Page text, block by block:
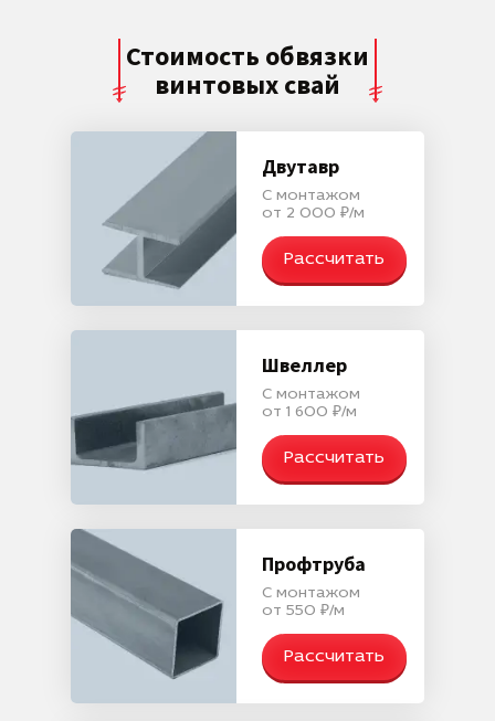
Стоимость обвязки
винтовых свай
Двутавр
С монтажом
от 2 000 ₽/м
Рассчитать
Швеллер
С монтажом
от 1 600 ₽/м
Рассчитать
Профтруба
С монтажом
от 550 ₽/м
Рассчитать